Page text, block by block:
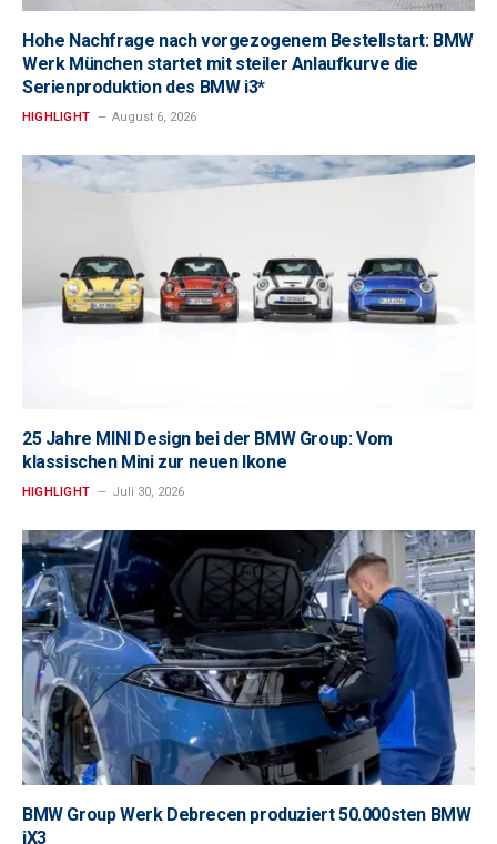
Hohe Nachfrage nach vorgezogenem Bestellstart: BMW
Werk München startet mit steiler Anlaufkurve die
Serienproduktion des BMW i3*
HIGHLIGHT August 6, 2026
25 Jahre MINI Design bei der BMW Group: Vom
klassischen Mini zur neuen Ikone
HIGHLIGHT Juli 30, 2026
BMW Group Werk Debrecen produziert 50.000sten BMW
iX3